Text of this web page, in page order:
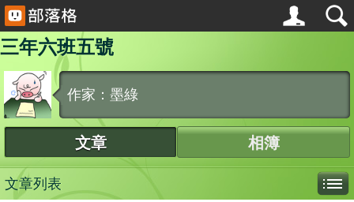
三年六班五號
作家：墨綠
文章 相簿
文章列表